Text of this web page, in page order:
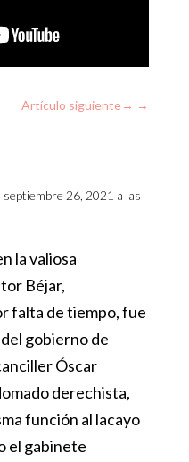
Artículo siguiente →
septiembre 26, 2021 a las
la valiosa
Béjar,
falta de tiempo, fue
gobierno de
Óscar
derechista,
función al lacayo
el gabinete